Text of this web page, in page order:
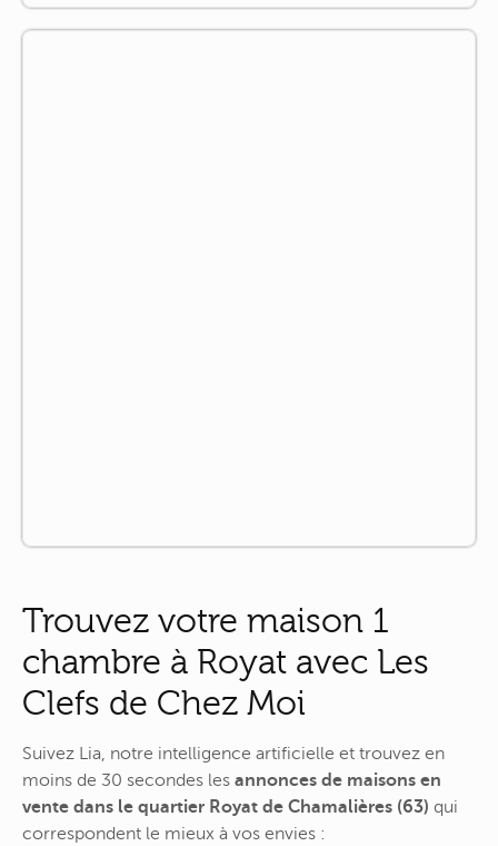
Trouvez votre maison 1
chambre à Royat avec Les
Clefs de Chez Moi
Suivez Lia, notre intelligence artificielle et trouvez en
moins de 30 secondes les annonces de maisons en
vente dans le quartier Royat de Chamalières (63) qui
correspondent le mieux à vos envies :